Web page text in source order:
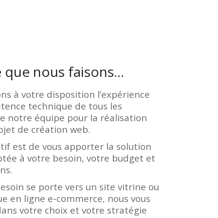
que nous faisons…
à votre disposition l’expérience
technique de tous les
notre équipe pour la réalisation
de création web.
est de vous apporter la solution
à votre besoin, votre budget et
se porte vers un site vitrine ou
en ligne e-commerce, nous vous
votre choix et votre stratégie